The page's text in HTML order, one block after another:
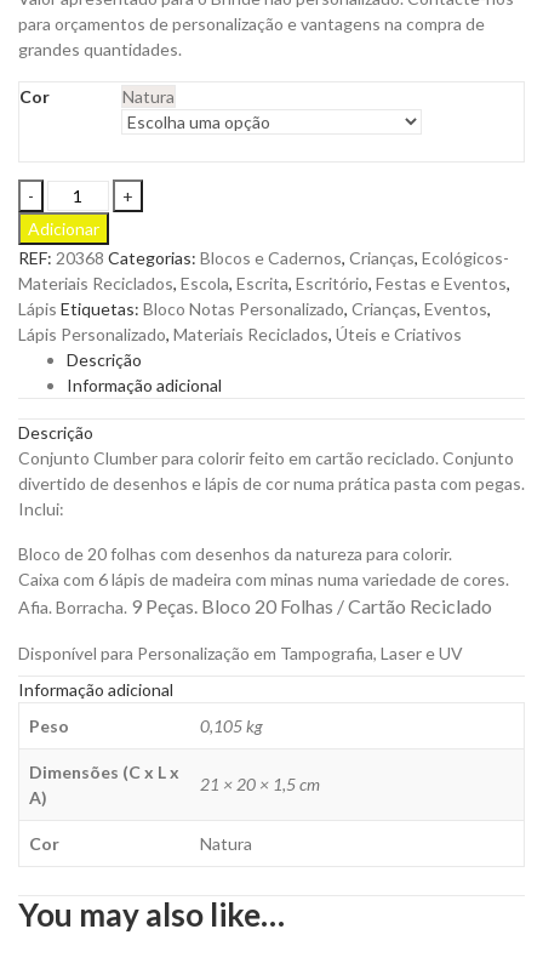
para orçamentos de personalização e vantagens na compra de
grandes quantidades.
Cor Natura
Conjunto
Clumber
para
Colorir
Feito
em
Cartão
Reciclado
para
quantity
Adicionar
REF: 20368 Categorias: Blocos e Cadernos, Crianças, Ecológicos-
Materiais Reciclados, Escola, Escrita, Escritório, Festas e Eventos,
Lápis Etiquetas: Bloco Notas Personalizado, Crianças, Eventos,
Lápis Personalizado, Materiais Reciclados, Úteis e Criativos
Descrição
Informação adicional
Descrição
Conjunto Clumber para colorir feito em cartão reciclado. Conjunto
divertido de desenhos e lápis de cor numa prática pasta com pegas.
Inclui:
Bloco de 20 folhas com desenhos da natureza para colorir.
Caixa com 6 lápis de madeira com minas numa variedade de cores.
Afia. Borracha. 9 Peças. Bloco 20 Folhas /Cartão Reciclado
Disponível para Personalização em Tampografia, Laser e UV
Informação adicional
Peso
0,105 kg
Dimensões (C x L x
A)
21 × 20 × 1,5 cm
Cor Natura
You may also like…